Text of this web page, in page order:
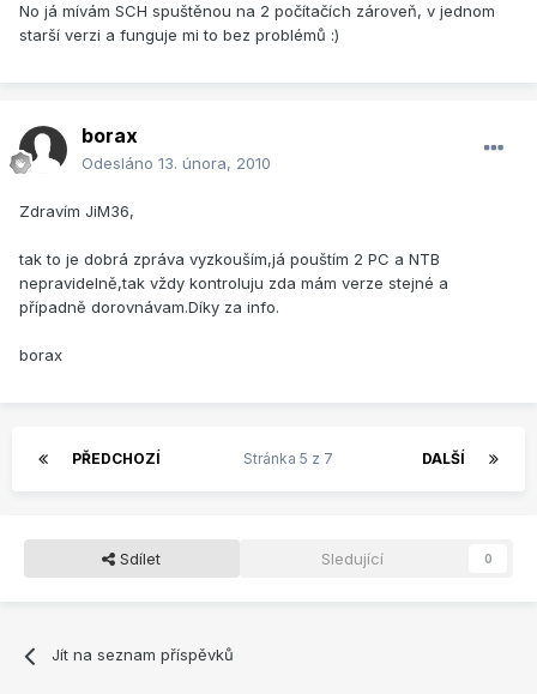
No já mívám SCH spuštěnou na 2 počítačích zároveň, v jednom
starší verzi a funguje mi to bez problémů :)
borax
Odesláno 13. února, 2010
Zdravím JiM36,
tak to je dobrá zpráva vyzkouším,já pouštím 2 PC a NTB
nepravidelně,tak vždy kontroluju zda mám verze stejné a
případně dorovnávam.Díky za info.
borax
PŘEDCHOZÍ DALŠÍ
Stránka 5 z 7
Sdílet Sledující 0
Jít na seznam příspěvků